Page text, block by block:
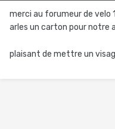
merci au forumeur de velo
arles un carton pour notre
plaisant de mettre un